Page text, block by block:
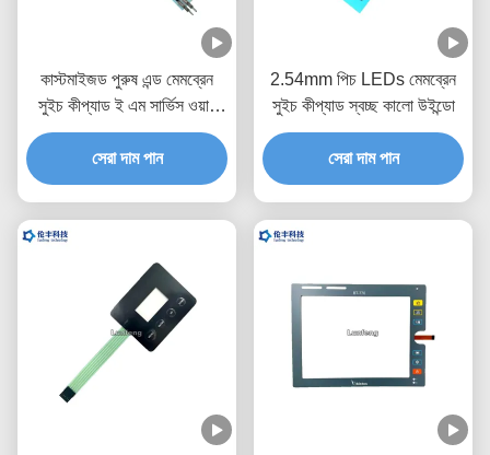
কাস্টমাইজড পুরুষ এন্ড মেমব্রেন
সুইচ কীপ্যাড ই এম সার্ভিস ওয়ান
বোতাম
সেরা দাম পান
2.54mm পিচ LEDs মেমব্রেন
সুইচ কীপ্যাড স্বচ্ছ কালো উইন্ডো
সেরা দাম পান